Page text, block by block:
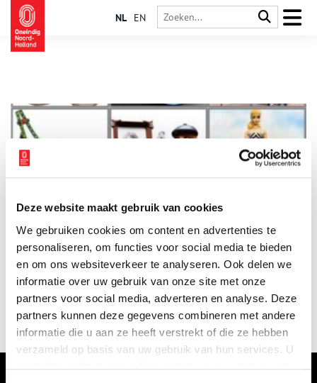
Deze website maakt gebruik van cookies
We gebruiken cookies om content en advertenties te
personaliseren, om functies voor social media te bieden
en om ons websiteverkeer te analyseren. Ook delen we
informatie over uw gebruik van onze site met onze
partners voor social media, adverteren en analyse. Deze
partners kunnen deze gegevens combineren met andere
informatie die u aan ze heeft verstrekt of die ze hebben
verzameld op basis van uw gebruik van hun services. U
NL EN
Vanaf vandaag is er in het Zandvoorts Museum een nieuwe
sprookjesachtige speelgoedtentoonstelling te zien. Hier wordt
het favoriete speelgoed van Zandvoortse verzamelaars
getoond. Teddyberen, dinky toys, treinen, playmobil en nog
veel meer!
1 min